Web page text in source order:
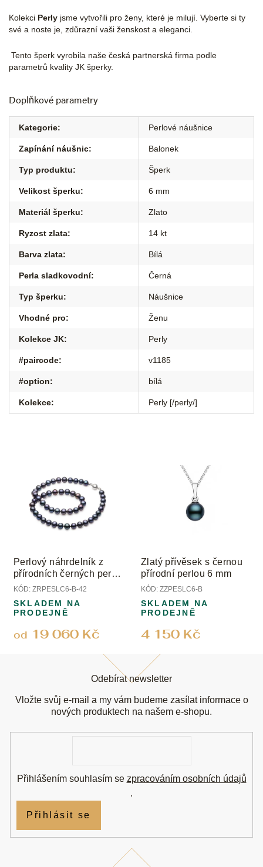
Kolekci Perly jsme vytvořili pro ženy, které je milují. Vyberte si ty
své a noste je, zdůrazní vaši ženskost a eleganci.
Tento šperk vyrobila naše česká partnerská firma podle
parametrů kvality JK šperky.
Doplňkové parametry
Kategorie: Perlové náušnice
Zapínání náušnic: Balonek
Typ produktu: Šperk
Velikost šperku: 6 mm
Materiál šperku: Zlato
Ryzost zlata: 14 kt
Barva zlata: Bílá
Perla sladkovodní: Černá
Typ šperku: Náušnice
Vhodné pro: Ženu
Kolekce JK: Perly
#paircode: v1185
#option: bílá
Kolekce: Perly [/perly/]
Perlový náhrdelník z
přírodních černých perel
s uzávěrem z bílého
KÓD: ZRPESLC6-B-42
od 19 060 Kč
SKLADEM NA
PRODEJNĚ
Zlatý přívěsek s černou
přírodní perlou 6 mm
KÓD: ZZPESLC6-B
4 150 Kč
SKLADEM NA
PRODEJNĚ
Odebírat newsletter
Vložte svůj e-mail a my vám budeme zasílat informace o
nových produktech na našem e-shopu.
Přihlášením souhlasím se zpracováním osobních údajů
.
Přihlásit se